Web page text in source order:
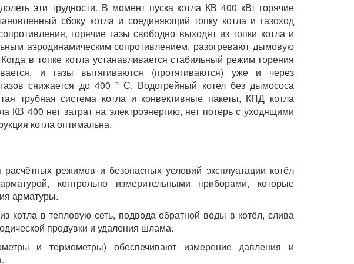
эти трудности. В момент пуска котла КВ 400 кВт горячие
сбоку котла и соединяющий топку котла и газоход
горячие газы свободно выходят из топки котла и
аэродинамическим сопротивлением, разогревают дымовую
в топке котла устанавливается стабильный режим горения
и газы вытягиваются (протягиваются) уже и через
снижается до 400 ° С. Водогрейный котел без дымососа
трубная система котла и конвективные пакеты, КПД котла
КВ 400 нет затрат на электроэнергию, нет потерь с уходящими
котла оптимальна.
режимов и безопасных условий эксплуатации котёл
контрольно измерительными приборами, которые
арматуры.
котла в тепловую сеть, подвода обратной воды в котёл, слива
продувки и удаления шлама.
и термометры) обеспечивают измерение давления и